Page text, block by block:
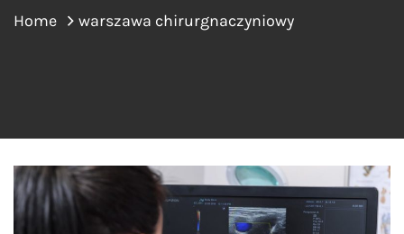
Home warszawa chirurgnaczyniowy